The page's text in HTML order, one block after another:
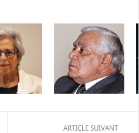
ARTICLE SUIVANT